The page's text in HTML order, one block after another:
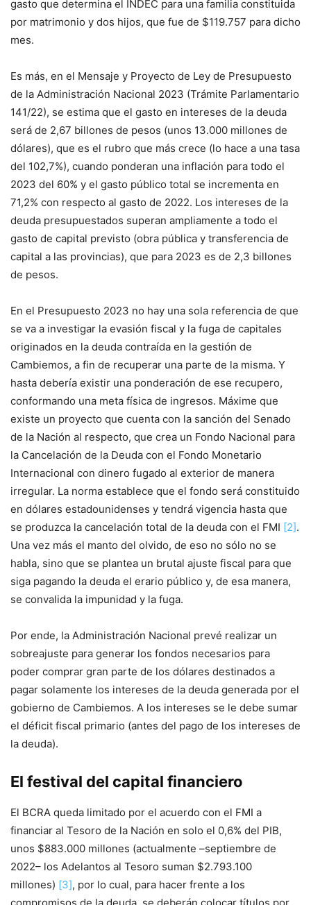
gasto que determina el INDEC para una familia constituida
por matrimonio y dos hijos, que fue de $119.757 para dicho
mes.
Es más, en el Mensaje y Proyecto de Ley de Presupuesto
de la Administración Nacional 2023 (Trámite Parlamentario
141/22), se estima que el gasto en intereses de la deuda
será de 2,67 billones de pesos (unos 13.000 millones de
dólares), que es el rubro que más crece (lo hace a una tasa
del 102,7%), cuando ponderan una inflación para todo el
2023 del 60% y el gasto público total se incrementa en
71,2% con respecto al gasto de 2022. Los intereses de la
deuda presupuestados superan ampliamente a todo el
gasto de capital previsto (obra pública y transferencia de
capital a las provincias), que para 2023 es de 2,3 billones
de pesos.
En el Presupuesto 2023 no hay una sola referencia de que
se va a investigar la evasión fiscal y la fuga de capitales
originados en la deuda contraída en la gestión de
Cambiemos, a fin de recuperar una parte de la misma. Y
hasta debería existir una ponderación de ese recupero,
conformando una meta física de ingresos. Máxime que
existe un proyecto que cuenta con la sanción del Senado
de la Nación al respecto, que crea un Fondo Nacional para
la Cancelación de la Deuda con el Fondo Monetario
Internacional con dinero fugado al exterior de manera
irregular. La norma establece que el fondo será constituido
en dólares estadounidenses y tendrá vigencia hasta que
se produzca la cancelación total de la deuda con el FMI [2].
Una vez más el manto del olvido, de eso no sólo no se
habla, sino que se plantea un brutal ajuste fiscal para que
siga pagando la deuda el erario público y, de esa manera,
se convalida la impunidad y la fuga.
Por ende, la Administración Nacional prevé realizar un
sobreajuste para generar los fondos necesarios para
poder comprar gran parte de los dólares destinados a
pagar solamente los intereses de la deuda generada por el
gobierno de Cambiemos. A los intereses se le debe sumar
el déficit fiscal primario (antes del pago de los intereses de
la deuda).
El festival del capital financiero
El BCRA queda limitado por el acuerdo con el FMI a
financiar al Tesoro de la Nación en solo el 0,6% del PIB,
unos $883.000 millones (actualmente –septiembre de
2022– los Adelantos al Tesoro suman $2.793.100
millones) [3], por lo cual, para hacer frente a los